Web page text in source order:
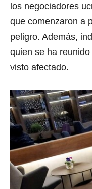
los negociadores
que comenzaron a
peligro. Además,
quien se ha
visto afectado.